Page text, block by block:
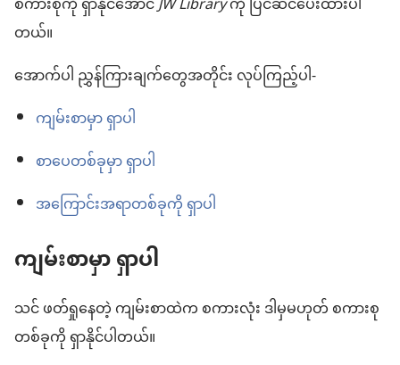
မှာ
စရာ
တယ်။
အောက်ပါ ညွှန်ကြားချက်တွေအတိုင်း လုပ်ကြည့်ပါ-
ကျမ်းစာမှာ ရှာပါ
စာပေတစ်ခုမှာ ရှာပါ
အကြောင်းအရာတစ်ခုကို ရှာပါ
ကျမ်းစာမှာ ရှာပါ
သင် ဖတ်ရှုနေတဲ့ ကျမ်းစာထဲက စကားလုံး ဒါမှမဟုတ် စကားစု
တစ်ခုကို ရှာနိုင်ပါတယ်။